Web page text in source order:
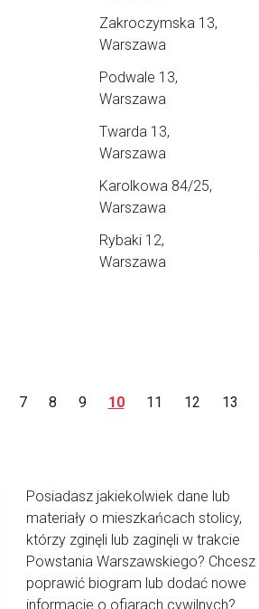
Zakroczymska 13,
Warszawa
Podwale 13,
Warszawa
Twarda 13,
Warszawa
Karolkowa 84/25,
Warszawa
Rybaki 12,
Warszawa
7 8 9 10 11 12 13
Posiadasz jakiekolwiek dane lub
materiały o mieszkańcach stolicy,
którzy zginęli lub zaginęli w trakcie
Powstania Warszawskiego? Chcesz
poprawić biogram lub dodać nowe
informacje o ofiarach cywilnych?